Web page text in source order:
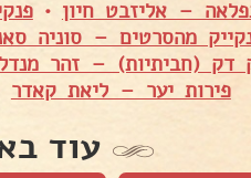
– אליזבט חיון •
מהסרטים – סוניה
דק (חביתיות) – זהר מנדל
פירות יער – ליאת קאדר
עוד